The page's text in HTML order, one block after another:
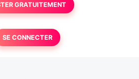
GRATUITEMENT
SE CONNECTER